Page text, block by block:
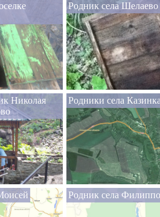
Родник села Шелаево
Николая
Родники села
Родник села